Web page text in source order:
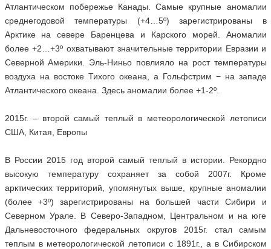
Атлантическом побережье Канады. Самые крупные аномалии
среднегодовой температуры (+4…5º) зарегистрированы в
Арктике на севере Баренцева и Карского морей. Аномалии
более +2…+3º охватывают значительные территории Евразии и
Северной Америки. Эль-Ниньо повлияло на рост температуры
воздуха на востоке Тихого океана, а Гольфстрим − на западе
Атлантического океана. Здесь аномалии более +1-2º.
2015г. – второй самый теплый в метеорологической летописи
США, Китая, Европы
В России 2015 год второй самый теплый в истории. Рекордно
высокую температуру сохраняет за собой 2007г. Кроме
арктических территорий, упомянутых выше, крупные аномалии
(более +3º) зарегистрированы на большей части Сибири и
Северном Урале. В Северо-Западном, Центральном и на юге
Дальневосточного федеральных округов 2015г. стал самым
теплым в метеорологической летописи с 1891г., а в Сибирском